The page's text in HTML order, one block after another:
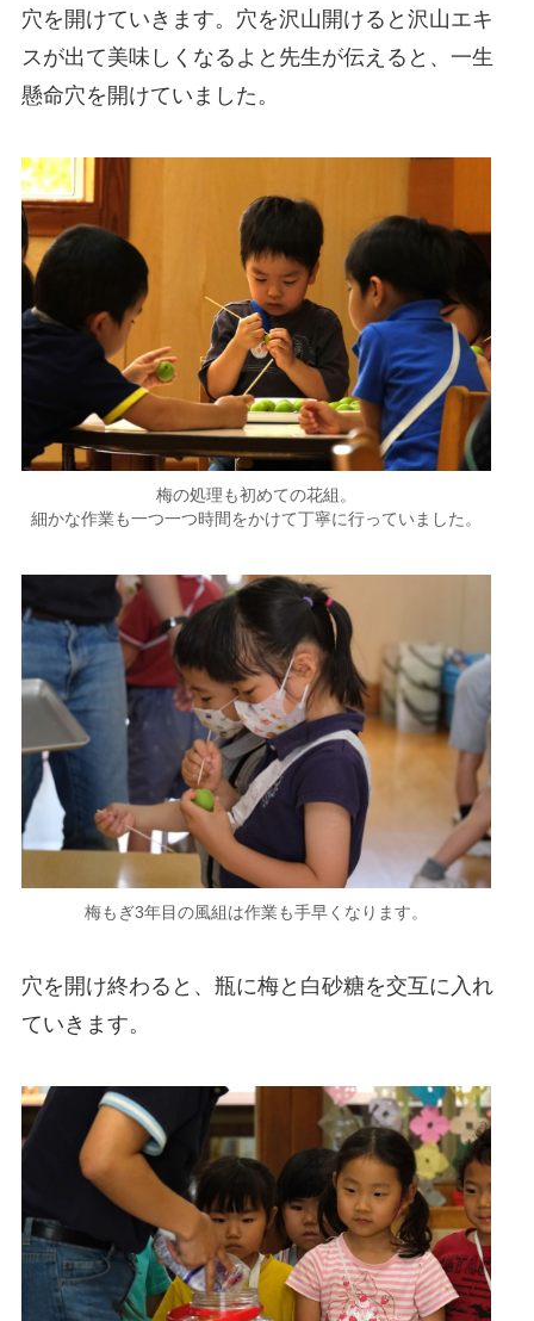
穴を開けていきます。穴を沢山開けると沢山エキ
スが出て美味しくなるよと先生が伝えると、一生
懸命穴を開けていました。
梅の処理も初めての花組。
細かな作業も一つ一つ時間をかけて丁寧に行っていました。
梅もぎ3年目の風組は作業も手早くなります。
穴を開け終わると、瓶に梅と白砂糖を交互に入れ
ていきます。